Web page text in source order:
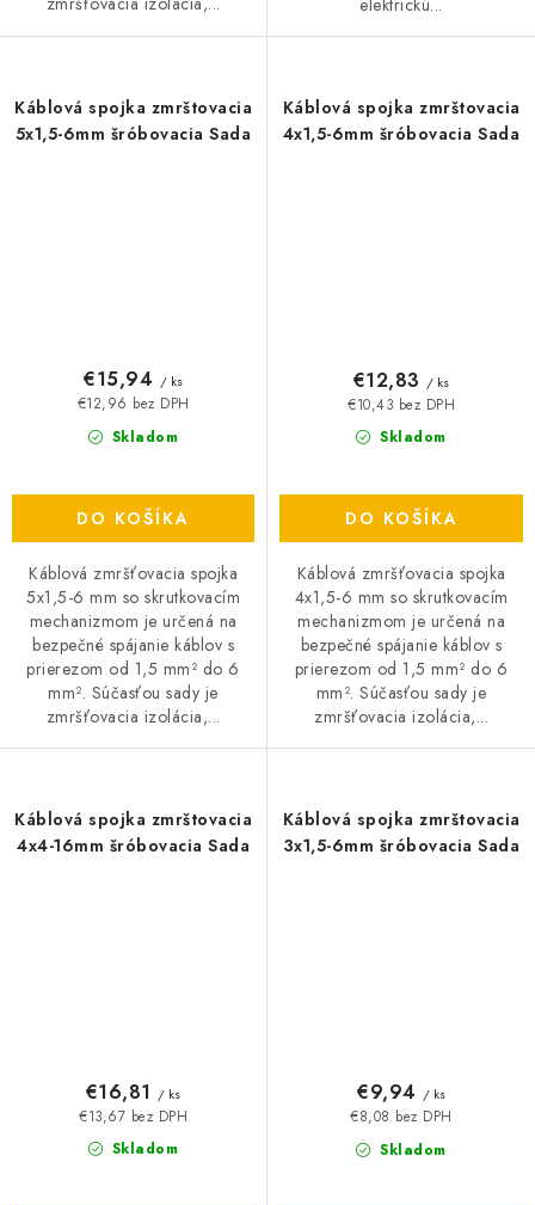
elektrickú...
Káblová spojka zmrštovacia
5x1,5-6mm šróbovacia Sada
Skladom
€12,96 bez DPH
€15,94 / ks
DO KOŠÍKA
Káblová zmršťovacia spojka
5x1,5-6 mm so skrutkovacím
mechanizmom je určená na
bezpečné spájanie káblov s
prierezom od 1,5 mm² do 6
mm². Súčasťou sady je
zmršťovacia izolácia,...
Káblová spojka zmrštovacia
4x1,5-6mm šróbovacia Sada
Skladom
€10,43 bez DPH
€12,83 / ks
DO KOŠÍKA
Káblová zmršťovacia spojka
4x1,5-6 mm so skrutkovacím
mechanizmom je určená na
bezpečné spájanie káblov s
prierezom od 1,5 mm² do 6
mm². Súčasťou sady je
zmršťovacia izolácia,...
Káblová spojka zmrštovacia
4x4-16mm šróbovacia Sada
Skladom
€13,67 bez DPH
€16,81 / ks
Káblová spojka zmrštovacia
3x1,5-6mm šróbovacia Sada
Skladom
€8,08 bez DPH
€9,94 / ks